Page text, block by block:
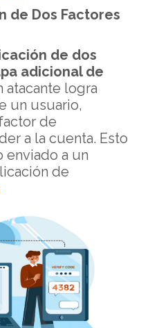
de Dos Factores
de dos
adicional de
atacante logra
un usuario,
de
a la cuenta. Esto
a un
de